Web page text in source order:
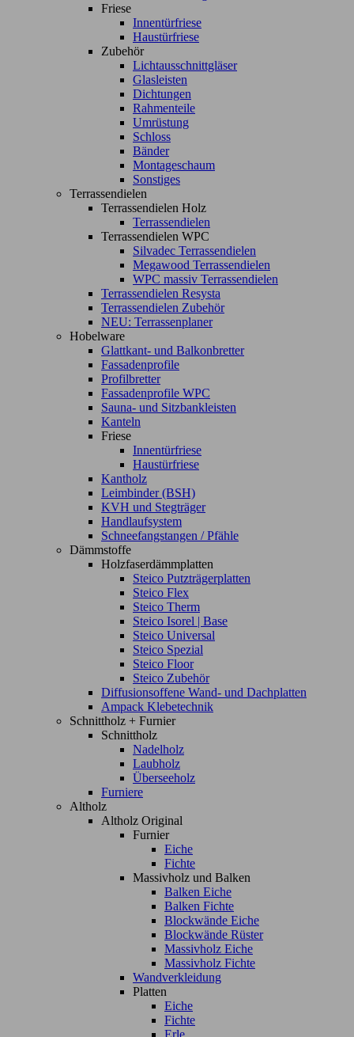
Friese
Innentürfriese
Haustürfriese
Zubehör
Lichtausschnittgläser
Glasleisten
Dichtungen
Rahmenteile
Umrüstung
Schloss
Bänder
Montageschaum
Sonstiges
Terrassendielen
Terrassendielen Holz
Terrassendielen
Terrassendielen WPC
Silvadec Terrassendielen
Megawood Terrassendielen
WPC massiv Terrassendielen
Terrassendielen Resysta
Terrassendielen Zubehör
NEU: Terrassenplaner
Hobelware
Glattkant- und Balkonbretter
Fassadenprofile
Profilbretter
Fassadenprofile WPC
Sauna- und Sitzbankleisten
Kanteln
Friese
Innentürfriese
Haustürfriese
Kantholz
Leimbinder (BSH)
KVH und Stegträger
Handlaufsystem
Schneefangstangen / Pfähle
Dämmstoffe
Holzfaserdämmplatten
Steico Putzträgerplatten
Steico Flex
Steico Therm
Steico Isorel | Base
Steico Universal
Steico Spezial
Steico Floor
Steico Zubehör
Diffusionsoffene Wand- und Dachplatten
Ampack Klebetechnik
Schnittholz + Furnier
Schnittholz
Nadelholz
Laubholz
Überseeholz
Furniere
Altholz
Altholz Original
Furnier
Eiche
Fichte
Massivholz und Balken
Balken Eiche
Balken Fichte
Blockwände Eiche
Blockwände Rüster
Massivholz Eiche
Massivholz Fichte
Wandverkleidung
Platten
Eiche
Fichte